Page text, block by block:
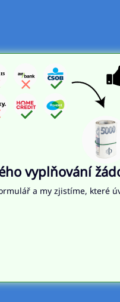
vyplňování
a my zjistíme, které